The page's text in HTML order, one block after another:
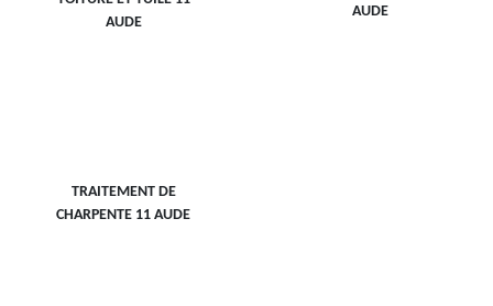
AUDE
AUDE
TRAITEMENT DE
CHARPENTE 11 AUDE